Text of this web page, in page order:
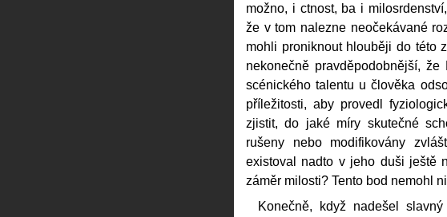
možno, i ctnost, ba i
že v tom nalezne neočekávané
mohli proniknout hlouběji do této
nekonečně pravděpodobnější,
scénického talentu u člověka
příležitosti, aby provedl
zjistit, do jaké míry skutečné
rušeny nebo modifikovány
existoval nadto v jeho duši ještě
záměr milosti? Tento bod nemohl
Konečně, když nadešel